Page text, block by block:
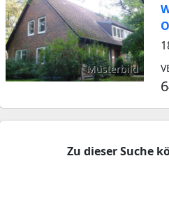
Musterbild
Zu dieser Suche